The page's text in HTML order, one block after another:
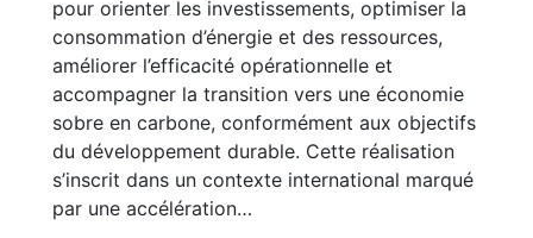
pour orienter les investissements, optimiser la
consommation d’énergie et des ressources,
améliorer l’efficacité opérationnelle et
accompagner la transition vers une économie
sobre en carbone, conformément aux objectifs
du développement durable. Cette réalisation
s’inscrit dans un contexte international marqué
par une accélération…